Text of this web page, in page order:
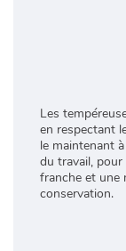
Les
en respectant
le maintenant
du travail,
franche et une
conservation.